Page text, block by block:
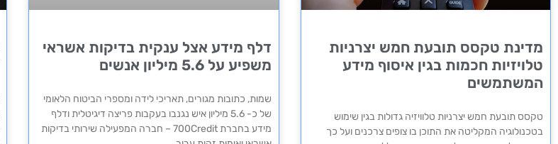
מדינת טקסס תובעת חמש יצרניות
טלויזיות חכמות בגין איסוף מידע
המשתמשים
טקסס תובעת חמש יצרניות טלוויזיה גדולות בגין שימוש
בטכנולוגיה המקליטה את התוכן בו צופים צרכנים ועל כך
דלף מידע אצל ענקית בדיקות אשראי
משפיע על 5.6 מיליון אנשים
שמות, כתובות מגורים, תאריכי לידה ומספרי הביטוח הלאומי
של כ- 5.6 מיליון איש נגנבו בעקבות פריצה דיגיטלית ודלף
מידע בחברת 700Credit – חברה המפעילה שירותי בדיקות